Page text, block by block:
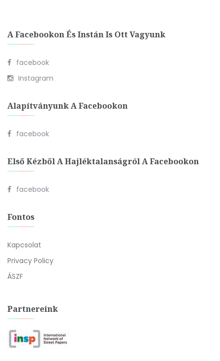
A Facebookon És Instán Is Ott Vagyunk
facebook
Instagram
Alapítványunk A Facebookon
facebook
Első Kézből A Hajléktalanságról A Facebookon
facebook
Fontos
Kapcsolat
Privacy Policy
ÁSZF
Partnereink